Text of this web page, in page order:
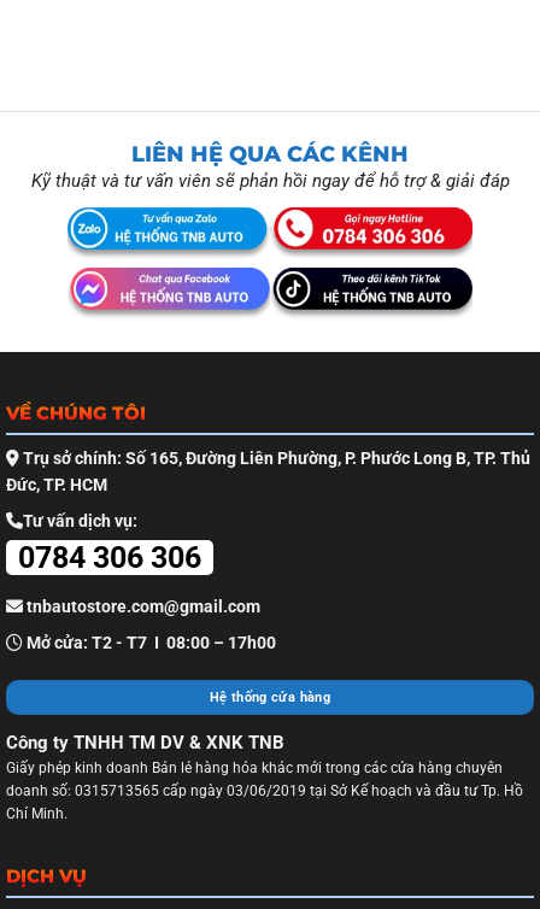
LIÊN HỆ QUA CÁC KÊNH
Kỹ thuật và tư vấn viên sẽ phản hồi ngay để hỗ trợ & giải đáp
VỀ CHÚNG TÔI
Trụ sở chính: Số 165, Đường Liên Phường, P. Phước Long B, TP. Thủ
Đức, TP. HCM
Tư vấn dịch vụ:
0784 306 306
tnbautostore.com@gmail.com
Mở cửa: T2 - T7 I 08:00 – 17h00
Hệ thống cửa hàng
Công ty TNHH TM DV & XNK TNB
Giấy phép kinh doanh Bán lẻ hàng hóa khác mới trong các cửa hàng chuyên
doanh số: 0315713565 cấp ngày 03/06/2019 tại Sở Kế hoạch và đầu tư Tp. Hồ
Chí Minh.
DỊCH VỤ